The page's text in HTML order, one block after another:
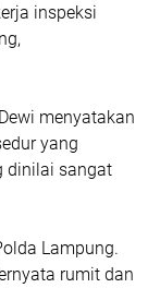
inspeksi
menyatakan
yang
dinilai sangat
Lampung.
rumit dan